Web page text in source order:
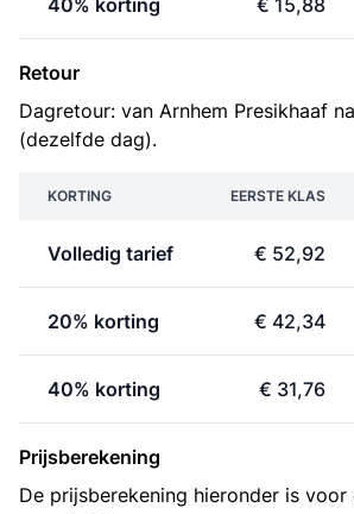
40% korting € 15,88
Retour
Dagretour: van Arnhem Presikhaaf
(dezelfde dag).
KORTING EERSTE KLAS
Volledig tarief € 52,92
20% korting € 42,34
40% korting € 31,76
Prijsberekening
De prijsberekening hieronder is voor